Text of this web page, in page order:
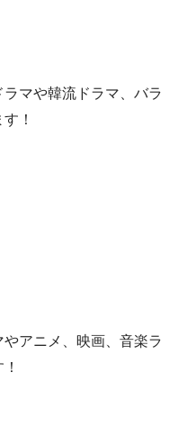
マや韓流ドラマ、バラ
！
アニメ、映画、音楽ラ